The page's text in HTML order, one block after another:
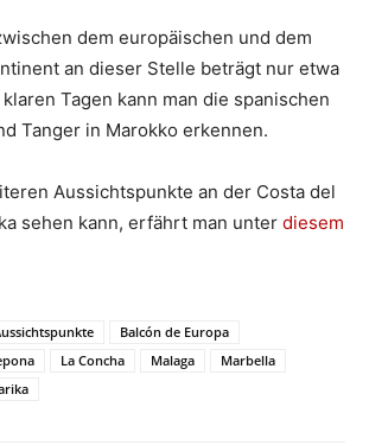
dem europäischen und dem
an dieser Stelle beträgt nur etwa
Tagen kann man die spanischen
Tanger in Marokko erkennen.
Aussichtspunkte an der Costa del
sehen kann, erfährt man unter diesem
Balcón de Europa
La Concha Malaga
Marbella